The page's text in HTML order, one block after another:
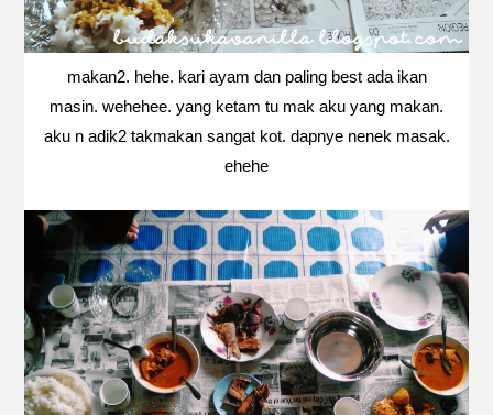
makan2. hehe. kari ayam dan paling best ada ikan
masin. wehehee. yang ketam tu mak aku yang makan.
aku n adik2 takmakan sangat kot. dapnye nenek masak.
ehehe